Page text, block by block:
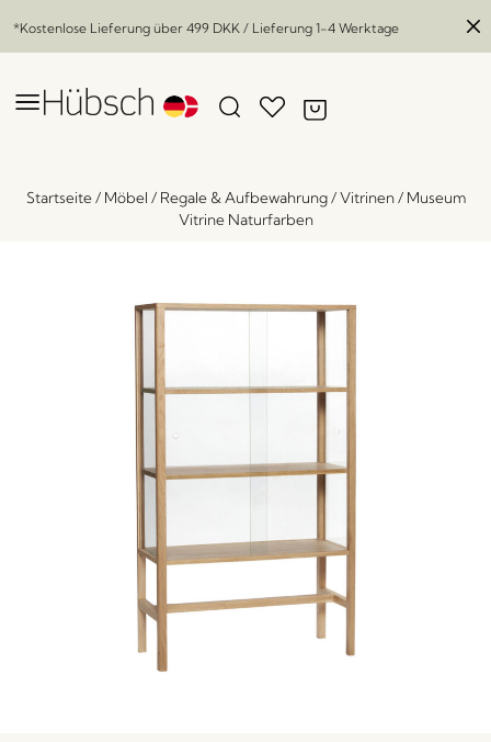
*Kostenlose Lieferung über 499 DKK / Lieferung 1-4 Werktage
Startseite/ Möbel / Regale & Aufbewahrung/Vitrinen/ Museum
Vitrine Naturfarben